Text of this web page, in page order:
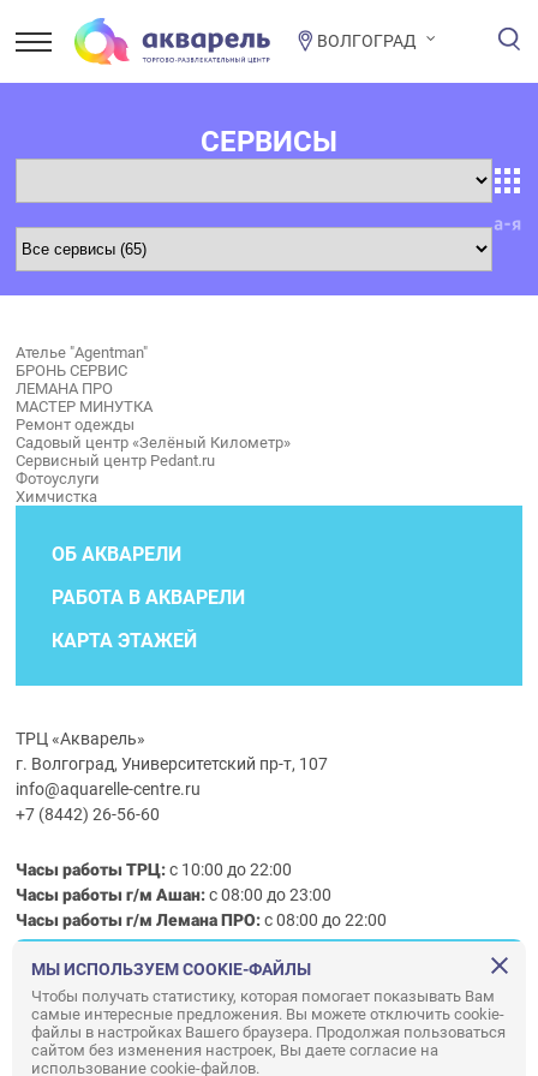
ВОЛГОГРАД
СЕРВИСЫ
Ателье "Agentman"
БРОНЬ СЕРВИС
ЛЕМАНА ПРО
МАСТЕР МИНУТКА
Ремонт одежды
Садовый центр «Зелёный Километр»
Сервисный центр Pedant.ru
Фотоуслуги
Химчистка
ОБ АКВАРЕЛИ
РАБОТА В АКВАРЕЛИ
КАРТА ЭТАЖЕЙ
ТРЦ «Акварель»
г. Волгоград, Университетский пр-т, 107
info@aquarelle-centre.ru
+7 (8442) 26-56-60
Часы работы ТРЦ:с 10:00 до 22:00
Часы работы г/м Ашан:с 08:00 до 23:00
Часы работыг/мЛемана ПРО:с 08:00 до 22:00
Правила посещения ТРЦ «Акварель»
ООО «АКВАРЕЛЬ»
© ООО «Акварель» 2010–2026. All right reserved.
МЫ ИСПОЛЬЗУЕМ COOKIE-ФАЙЛЫ
Чтобы получать статистику, которая помогает показывать Вам
самые интересные предложения. Вы можете отключить cookie-
файлы в настройках Вашего браузера. Продолжая пользоваться
сайтом без изменения настроек, Вы даете согласие на
использование cookie-файлов.